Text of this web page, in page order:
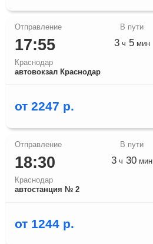
17:55
Краснодар
автовокзал Краснодар
3ч 5мин
от 2247 р.
18:30
Краснодар
автостанция № 2
3 ч 30 мин
от 1244 р.